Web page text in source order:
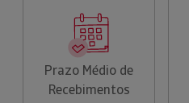
Prazo Médio de
Recebimentos